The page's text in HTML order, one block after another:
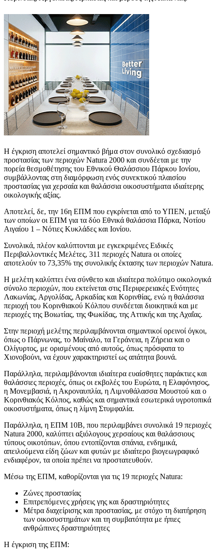
Η έγκριση αποτελεί σημαντικό βήμα στον συνολικό σχεδιασμό
προστασίας των περιοχών Natura 2000 και συνδέεται με την
πορεία θεσμοθέτησης του Εθνικού Θαλάσσιου Πάρκου Ιονίου,
συμβάλλοντας στη διαμόρφωση ενός συνεκτικού πλαισίου
προστασίας για χερσαία και θαλάσσια οικοσυστήματα ιδιαίτερης
οικολογικής αξίας.
Αποτελεί, δε, την 16η ΕΠΜ που εγκρίνεται από το ΥΠΕΝ, μεταξύ
των οποίων οι ΕΠΜ για τα δύο Εθνικά θαλάσσια Πάρκα, Νοτίου
Αιγαίου 1 – Νότιες Κυκλάδες και Ιονίου.
Συνολικά, πλέον καλύπτονται με εγκεκριμένες Ειδικές
Περιβαλλοντικές Μελέτες, 311 περιοχές Natura οι οποίες
αποτελούν το 73,35% της συνολικής έκτασης των περιοχών Natura.
Η μελέτη καλύπτει ένα σύνθετο και ιδιαίτερα πολύτιμο οικολογικά
σύνολο περιοχών, που εκτείνεται στις Περιφερειακές Ενότητες
Λακωνίας, Αργολίδας, Αρκαδίας και Κορινθίας, ενώ η θαλάσσια
περιοχή του Κορινθιακού Κόλπου συνδέεται διοικητικά και με
περιοχές της Βοιωτίας, της Φωκίδας, της Αττικής και της Αχαΐας.
Στην περιοχή μελέτης περιλαμβάνονται σημαντικοί ορεινοί όγκοι,
όπως ο Πάρνωνας, το Μαίναλο, τα Γεράνεια, η Ζήρεια και ο
Ολίγυρτος, με ορισμένους από αυτούς, όπως πρόσφατα το
Χιονοβούνι, να έχουν χαρακτηριστεί ως απάτητα βουνά.
Παράλληλα, περιλαμβάνονται ιδιαίτερα ευαίσθητες παράκτιες και
θαλάσσιες περιοχές, όπως οι εκβολές του Ευρώτα, η Ελαφόνησος,
η Μονεμβασιά, η Ακροναυπλία, η Λιμνοθάλασσα Μουστού και ο
Κορινθιακός Κόλπος, καθώς και σημαντικά εσωτερικά υγροτοπικά
οικοσυστήματα, όπως η λίμνη Στυμφαλία.
Παράλληλα, η ΕΠΜ 10Β, που περιλαμβάνει συνολικά 19 περιοχές
Natura 2000, καλύπτει αξιόλογους χερσαίους και θαλάσσιους
τύπους οικοτόπων, όπου εντοπίζονται σπάνια, ενδημικά,
απειλούμενα είδη ζώων και φυτών με ιδιαίτερο βιογεωγραφικό
ενδιαφέρον, τα οποία πρέπει να προστατευθούν.
Μέσω της ΕΠΜ, καθορίζονται για τις 19 περιοχές Natura:
Ζώνες προστασίας
Επιτρεπόμενες χρήσεις γης και δραστηριότητες
Μέτρα διαχείρισης και προστασίας, με στόχο τη διατήρηση
των οικοσυστημάτων και τη συμβατότητα με ήπιες
ανθρώπινες δραστηριότητες
Η έγκριση της ΕΠΜ: